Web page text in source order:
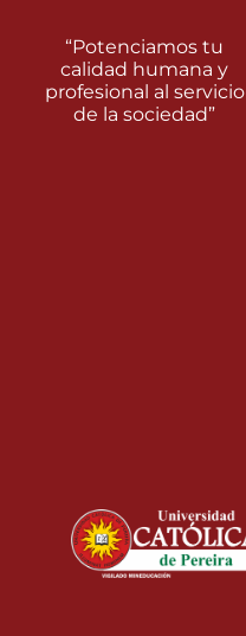
“Potenciamos tu
calidad humana y
profesional al servicio
de la sociedad”